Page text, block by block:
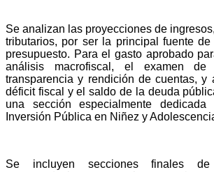
Se analizan las proyecciones de
tributarios, por ser la principal fuente de
presupuesto. Para el gasto aprobado
análisis macrofiscal, el examen
transparencia y rendición de cuentas, y
déficit fiscal y el saldo de la deuda
una sección especialmente
Inversión Pública en Niñez y
Se incluyen secciones finales